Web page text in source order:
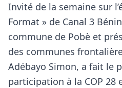
Invité de la semaine sur
Format » de Canal 3
commune de Pobè et
des communes
Adébayo Simon, a fait le
participation à la COP 28